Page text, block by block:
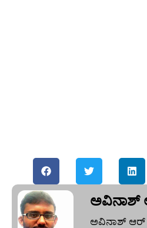
ಅವಿನಾಶ್‌
ಅವಿನಾಶ್‌ ಆರ್‌